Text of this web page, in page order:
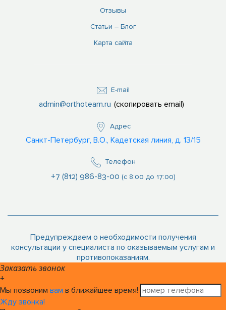
Отзывы
Статьи – Блог
Карта сайта
E-mail
admin@orthoteam.ru (скопировать email)
Адрес
Санкт-Петербург, В.О., Кадетская линия, д. 13/15
Телефон
+7 (812) 986-83-00 (с 8:00 до 17:00)
Предупреждаем о необходимости получения
консультации у специалиста по оказываемым услугам и
противопоказаниям.
Заказать звонок
+
Мы позвоним вам в ближайшее время!
Жду звонка!